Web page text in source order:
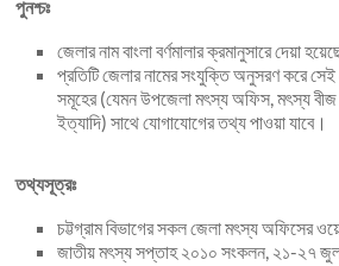
পুনশ্চঃ
জেলার নাম বাংলা বর্ণমালার ক্রমানুসারে দেয়া
প্রতিটি জেলার নামের সংযুক্তি অনুসরণ করে
সমূহের (যেমন উপজেলা মৎস্য অফিস, মৎস্য বীজ
ইত্যাদি) সাথে যোগাযোগের তথ্য পাওয়া যাবে।
তথ্যসূত্রঃ
চট্টগ্রাম বিভাগের সকল জেলা মৎস্য অফিসের
জাতীয় মৎস্য সপ্তাহ ২০১০ সংকলন, ২১-২৭